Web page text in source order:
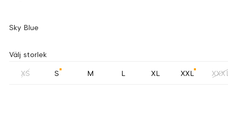
Sky Blue
Välj storlek
XS S M L XL XXL